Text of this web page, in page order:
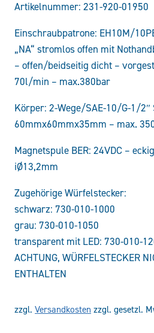
Artikelnummer: 231-920-01950
Einschraubpatrone: EH10M/
„NA“ stromlos offen mit
– offen/beidseitig dicht –
70l/min – max.380bar
Körper: 2-Wege/SAE-10/G-1/2″
60mmx60mmx35mm – max.
Magnetspule BER: 24VDC –
iØ13,2mm
Zugehörige Würfelstecker:
schwarz: 730-010-1000
grau: 730-010-1050
transparent mit LED: 730-010-
ACHTUNG, WÜRFELSTECKER
ENTHALTEN
zzgl. Versandkosten zzgl. gesetzl.